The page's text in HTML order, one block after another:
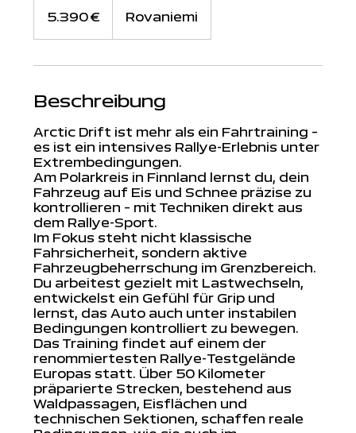
Euro
5.390 € Rovaniemi
Beschreibung
Arctic Drift ist mehr als ein Fahrtraining –
es ist ein intensives Rallye-Erlebnis unter
Extrembedingungen.
Am Polarkreis in Finnland lernst du, dein
Fahrzeug auf Eis und Schnee präzise zu
kontrollieren – mit Techniken direkt aus
dem Rallye-Sport.
Im Fokus steht nicht klassische
Fahrsicherheit, sondern aktive
Fahrzeugbeherrschung im Grenzbereich.
Du arbeitest gezielt mit Lastwechseln,
entwickelst ein Gefühl für Grip und
lernst, das Auto auch unter instabilen
Bedingungen kontrolliert zu bewegen.
Das Training findet auf einem der
renommiertesten Rallye-Testgelände
Europas statt. Über 50 Kilometer
präparierte Strecken, bestehend aus
Waldpassagen, Eisflächen und
technischen Sektionen, schaffen reale